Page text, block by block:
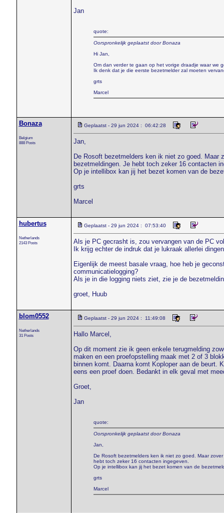
Jan
quote:
Oorspronkelijk geplaatst door Bonaza
Hi Jan,
Om dan verder te gaan op het vorige draadje waar we
Ik denk dat je die eerste bezetmelder zal moeten
grts
Marcel
Bonaza
Belgium
888 Posts
Geplaatst - 29 jun 2024 : 06:42:28
Jan,
De Rosoft bezetmelders ken ik niet zo goed. Maar
bezetmeldingen. Je hebt toch zeker 16 contacten
Op je intellibox kan jij het bezet komen van de
grts
Marcel
hubertus
Netherlands
2143 Posts
Geplaatst - 29 jun 2024 : 07:53:40
Als je PC gecrasht is, zou vervangen van de PC
Ik krijg echter de indruk dat je lukraak allerlei
Eigenlijk de meest basale vraag, hoe heb je
communicatielogging?
Als je in die logging niets ziet, zie je de
groet, Huub
blom0552
Netherlands
31 Posts
Geplaatst - 29 jun 2024 : 11:49:08
Hallo Marcel,
Op dit moment zie ik geen enkele terugmelding
maken en een proefopstelling maak met 2 of 3
binnen komt. Daarna komt Koploper aan de beurt.
eens een proef doen. Bedankt in elk geval met
Groet,
Jan
quote:
Oorspronkelijk geplaatst door Bonaza
Jan,
De Rosoft bezetmelders ken ik niet zo goed. Maar
hebt toch zeker 16 contacten ingegeven.
Op je intellibox kan jij het bezet komen van de
grts
Marcel